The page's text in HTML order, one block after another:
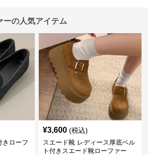
ーの人気アイテム
きローフ
¥3,600 (税込)
スエード靴 レディース厚底ベル
ト付きスエード靴ローファー